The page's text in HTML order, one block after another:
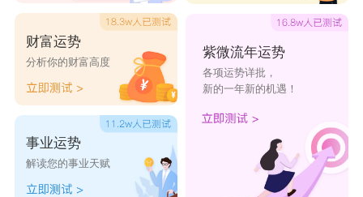
演妓派 青梅煮马 制杖人士
蛋无虚发
鹿由器
涌拳相报
别人凶残我
胸残
开的拉客
獸
异帮骑士 屎上完家 橙王败寇
十箱软茎
屎来运赚 国妓总监
财富运势
分析你的财富高度
事业运势
解读您的事业天赋
紫微流年运势
各项运势详批，
新的一年新的机遇！